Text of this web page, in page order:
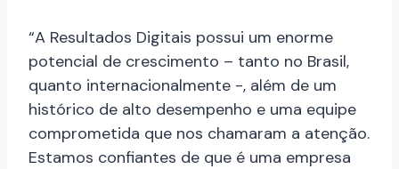
“A Resultados Digitais possui um enorme
potencial de crescimento – tanto no Brasil,
quanto internacionalmente -, além de um
histórico de alto desempenho e uma equipe
comprometida que nos chamaram a atenção.
Estamos confiantes de que é uma empresa